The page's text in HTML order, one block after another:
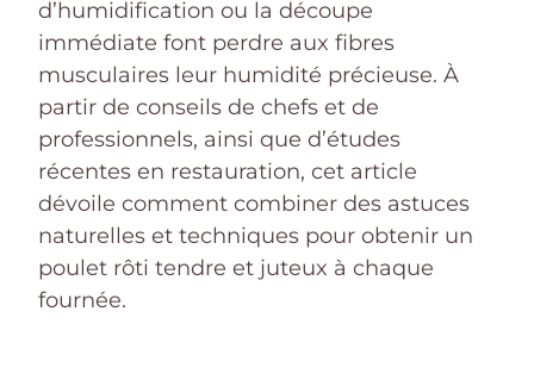
d’humidification ou la découpe
immédiate font perdre aux fibres
musculaires leur humidité précieuse. À
partir de conseils de chefs et de
professionnels, ainsi que d’études
récentes en restauration, cet article
dévoile comment combiner des astuces
naturelles et techniques pour obtenir un
poulet rôti tendre et juteux à chaque
fournée.